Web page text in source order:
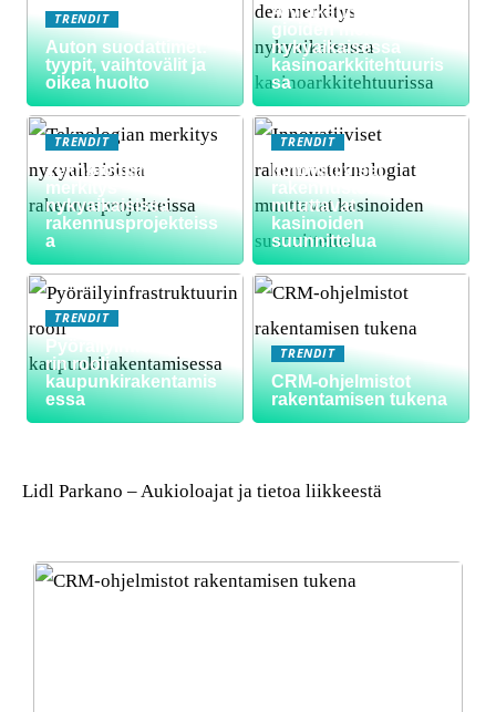
TRENDIT
Auton suodattimet:
tyypit, vaihtovälit ja
oikea huolto
Älyrakennusteknolo
gioiden merkitys
nykyaikaisessa
kasinoarkkitehtuuris
sa
TRENDIT
Teknologian
merkitys
nykyaikaisissa
rakennusprojekteiss
a
TRENDIT
Innovatiiviset
rakennusteknologiat
muuttavat
kasinoiden
suunnittelua
TRENDIT
Pyöräilyinfrastruktuu
rin rooli
kaupunkirakentamis
essa
TRENDIT
CRM-ohjelmistot
rakentamisen tukena
Lidl Parkano – Aukioloajat ja tietoa liikkeestä